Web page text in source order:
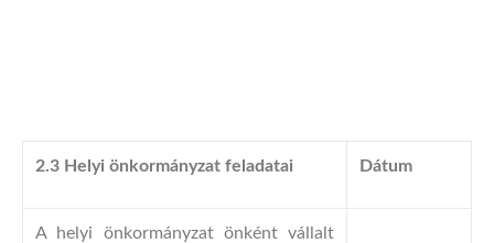
2.3 Helyi önkormányzat feladatai Dátum
A helyi önkormányzat önként vállalt